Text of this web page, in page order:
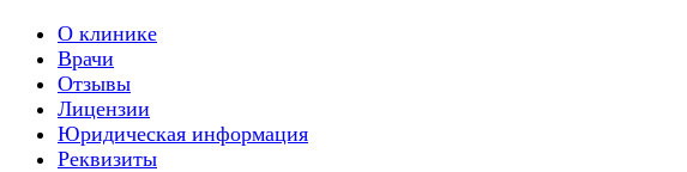
О клинике
Врачи
Отзывы
Лицензии
Юридическая информация
Реквизиты